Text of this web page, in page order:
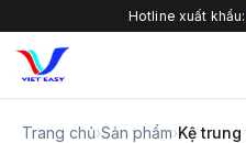
Hotline xuất
Trang chủ›Sản phẩm›Kệ trung